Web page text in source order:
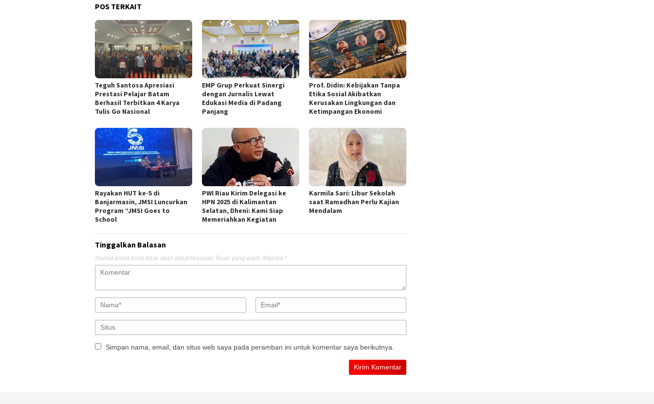
POS TERKAIT
Teguh Santosa Apresiasi
Prestasi Pelajar Batam
Berhasil Terbitkan 4 Karya
Tulis Go Nasional
EMP Grup Perkuat Sinergi
dengan Jurnalis Lewat
Edukasi Media di Padang
Panjang
Prof. Didin: Kebijakan Tanpa
Etika Sosial Akibatkan
Kerusakan Lingkungan dan
Ketimpangan Ekonomi
Rayakan HUT ke-5 di
Banjarmasin, JMSI Luncurkan
Program “JMSI Goes to
School
PWI Riau Kirim Delegasi ke
HPN 2025 di Kalimantan
Selatan, Dheni: Kami Siap
Memeriahkan Kegiatan
Karmila Sari: Libur Sekolah
saat Ramadhan Perlu Kajian
Mendalam
Tinggalkan Balasan
Alamat email Anda tidak akan dipublikasikan. Ruas yang wajib ditandai *
Simpan nama, email, dan situs web saya pada peramban ini untuk komentar saya berikutnya.